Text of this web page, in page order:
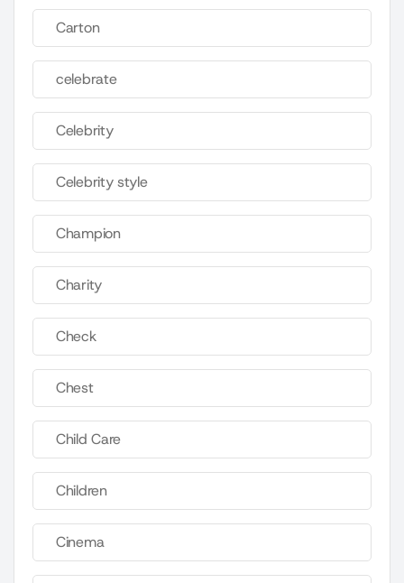
Carton
celebrate
Celebrity
Celebrity style
Champion
Charity
Check
Chest
Child Care
Children
Cinema